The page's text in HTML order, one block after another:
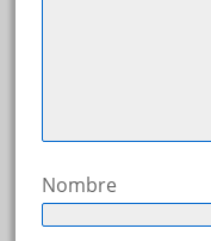
Nombre